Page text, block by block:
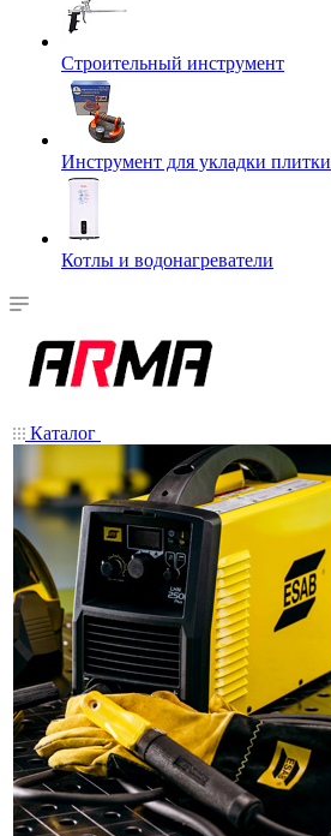
Строительный инструмент
Инструмент для укладки плитки
Котлы и водонагреватели
Каталог